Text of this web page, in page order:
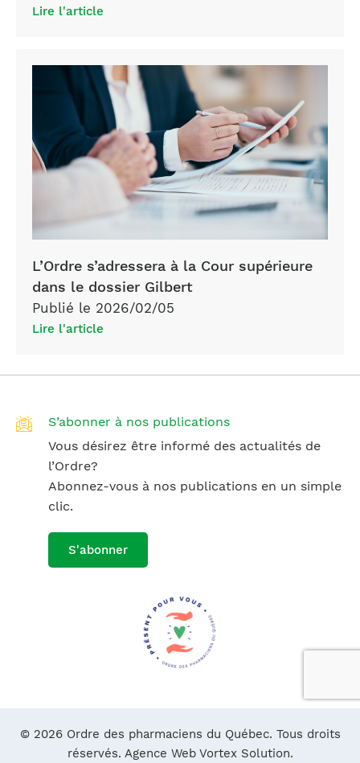
Lire l'article
L’Ordre s’adressera à la Cour supérieure
dans le dossier Gilbert
Publié le 2026/02/05
Lire l'article
S’abonner à nos publications
Vous désirez être informé des actualités de
l’Ordre?
Abonnez-vous à nos publications en un simple
clic.
S'abonner
© 2026 Ordre des pharmaciens du Québec. Tous droits
réservés. Agence Web Vortex Solution.